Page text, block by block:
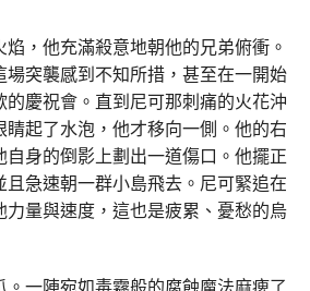
，他充滿殺意地朝他的兄弟俯衝。
場突襲感到不知所措，甚至在一開始
慶祝會。直到尼可那刺痛的火花沖
起了水泡，他才移向一側。他的右
身的倒影上劃出一道傷口。他擺正
急速朝一群小島飛去。尼可緊追在
量與速度，這也是疲累、憂愁的烏